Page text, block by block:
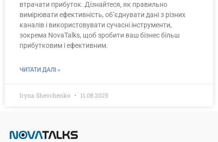
втрачати прибуток. Дізнайтеся, як правильно
вимірювати ефективність, об’єднувати дані з різних
каналів і використовувати сучасні інструменти,
зокрема NovaTalks, щоб зробити ваш бізнес більш
прибутковим і ефективним.
ЧИТАТИ ДАЛІ »
Iryna Shevchenko 11.08.2025